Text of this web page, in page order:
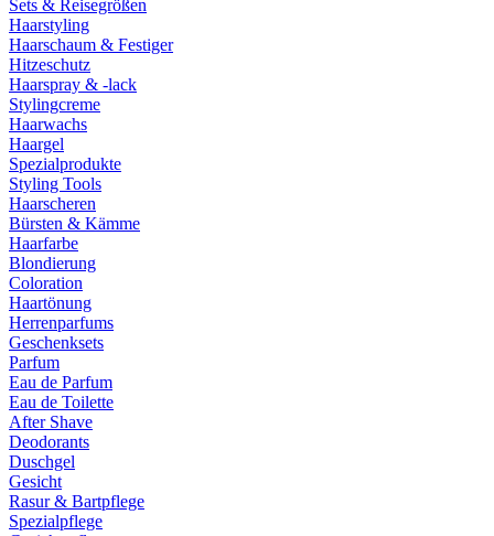
Sets & Reisegrößen
Haarstyling
Haarschaum & Festiger
Hitzeschutz
Haarspray & -lack
Stylingcreme
Haarwachs
Haargel
Spezialprodukte
Styling Tools
Haarscheren
Bürsten & Kämme
Haarfarbe
Blondierung
Coloration
Haartönung
Herrenparfums
Geschenksets
Parfum
Eau de Parfum
Eau de Toilette
After Shave
Deodorants
Duschgel
Gesicht
Rasur & Bartpflege
Spezialpflege